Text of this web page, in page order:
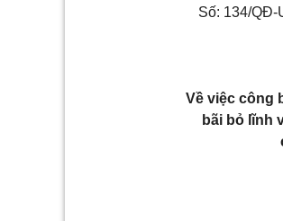
Số: 134/QĐ-
Về việc công
bãi bỏ lĩnh